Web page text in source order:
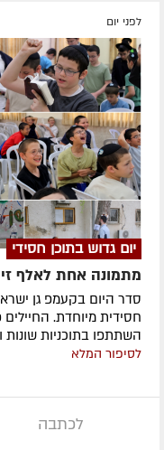
לפני יום
יום גדוש בתוכן חסידי
מתמונה אחת לאלף
סדר היום בקעמפ גן
חסידית מיוחדת.
השתתפו בתוכניות שונות
לסיפור המלא
לכתבה